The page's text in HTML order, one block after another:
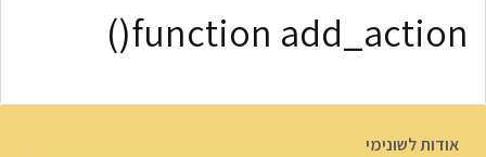
function add_action()
אודות לשונימי